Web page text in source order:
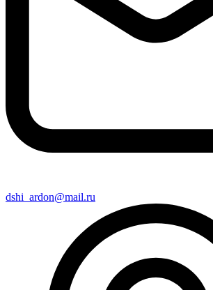
dshi_ardon@mail.ru